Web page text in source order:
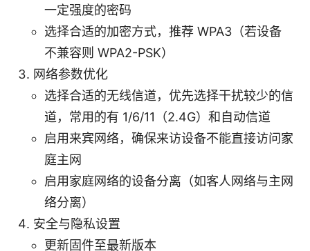
一定强度的密码
选择合适的加密方式，推荐 WPA3（若设备
不兼容则 WPA2-PSK）
网络参数优化
选择合适的无线信道，优先选择干扰较少的信
道，常用的有 1/6/11（2.4G）和自动信道
启用来宾网络，确保来访设备不能直接访问家
庭主网
启用家庭网络的设备分离（如客人网络与主网
络分离）
安全与隐私设置
更新固件至最新版本